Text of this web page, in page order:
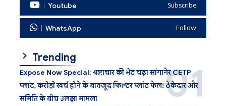
Youtube Subscribe
WhatsApp Follow
Trending
Expose Now Special: भ्रष्टाचार की भेंट चढ़ा सांगानेर CETP
प्लांट, करोड़ों खर्च होने के बावजूद फिल्टर प्लांट फेल! ठेकेदार और
समिति के बीच उलझा मामला